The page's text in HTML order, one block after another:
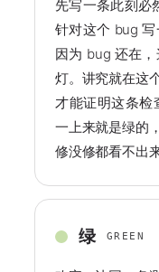
先写一条此刻必
针对这个 bug 写
因为 bug 还在
灯。讲究就在这
才能证明这条检
一上来就是绿的
修没修都看不出来
绿 GREEN